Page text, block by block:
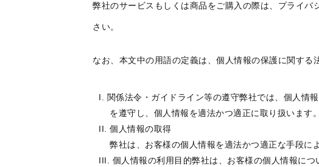
弊社のサービスもしくは商品をご購入の際は、プライ
さい。
なお、本文中の用語の定義は、個人情報の保護に関する
関係法令・ガイドライン等の遵守弊社では、個人情
を遵守し、個人情報を適法かつ適正に取り扱います。
個人情報の取得
弊社は、お客様の個人情報を適法かつ適正な手段に
個人情報の利用目的弊社は、お客様の個人情報に